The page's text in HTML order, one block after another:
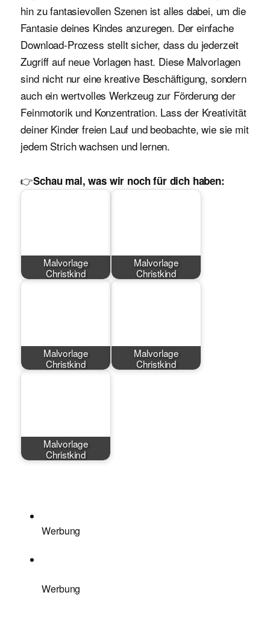
hin zu fantasievollen Szenen ist alles dabei, um die
Fantasie deines Kindes anzuregen. Der einfache
Download-Prozess stellt sicher, dass du jederzeit
Zugriff auf neue Vorlagen hast. Diese Malvorlagen
sind nicht nur eine kreative Beschäftigung, sondern
auch ein wertvolles Werkzeug zur Förderung der
Feinmotorik und Konzentration. Lass der Kreativität
deiner Kinder freien Lauf und beobachte, wie sie mit
jedem Strich wachsen und lernen.
👉Schau mal, was wir noch für dich haben:
Malvorlage
Christkind
Malvorlage
Christkind
Malvorlage
Christkind
Malvorlage
Christkind
Malvorlage
Christkind
Werbung
Werbung